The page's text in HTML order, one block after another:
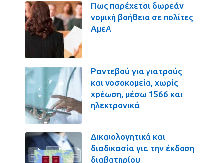
Πως παρέχεται δωρεάν
νομική βοήθεια σε πολίτες
ΑμεΑ
Ραντεβού για γιατρούς
και νοσοκομεία, χωρίς
χρέωση, μέσω 1566 και
ηλεκτρονικά
Δικαιολογητικά και
διαδικασία για την έκδοση
διαβατηρίου